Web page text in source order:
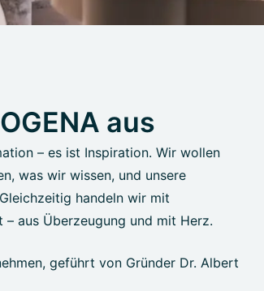
aus
– es ist Inspiration. Wir wollen
was wir wissen, und unsere
handeln wir mit
aus Überzeugung und mit Herz.
geführt von Gründer Dr. Albert